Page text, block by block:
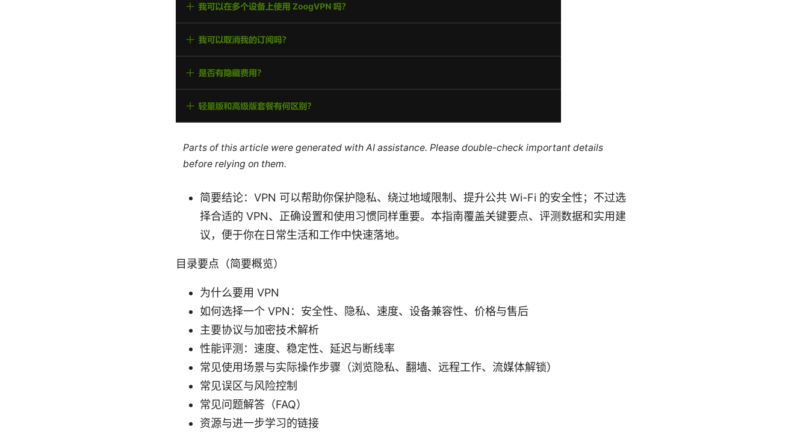
Parts of this article were generated with AI assistance. Please double-check important details
before relying on them.
简要结论：VPN 可以帮助你保护隐私、绕过地域限制、提升公共 Wi-Fi 的安全性；不过选
择合适的 VPN、正确设置和使用习惯同样重要。本指南覆盖关键要点、评测数据和实用建
议，便于你在日常生活和工作中快速落地。
目录要点（简要概览）
为什么要用 VPN
如何选择一个 VPN：安全性、隐私、速度、设备兼容性、价格与售后
主要协议与加密技术解析
性能评测：速度、稳定性、延迟与断线率
常见使用场景与实际操作步骤（浏览隐私、翻墙、远程工作、流媒体解锁）
常见误区与风险控制
常见问题解答（FAQ）
资源与进一步学习的链接